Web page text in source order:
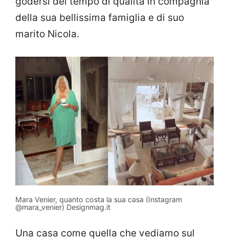
della sua bellissima famiglia e di suo
marito Nicola.
Mara Venier, quanto costa la sua casa (Instagram
@mara_venier) Designmag.it
Una casa come quella che vediamo sul